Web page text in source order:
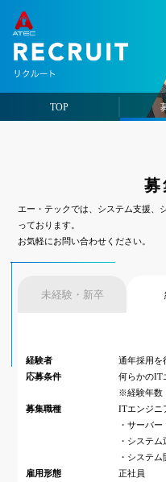
TOP
募
エー・テックでは、システム支援、
っております。
お気軽にお問い合わせください。
未経験・新卒
経験者
通年採用を
応募条件
何らかのIT
※経験年数
募集職種
ITエンジニ
・サーバ
・システ
・システム
雇用形態
正社員